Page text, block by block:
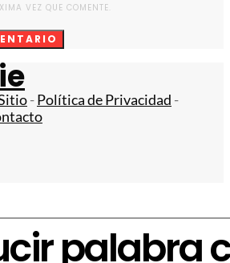
VEZ QUE COMENTE.
-Política de Privacidad -